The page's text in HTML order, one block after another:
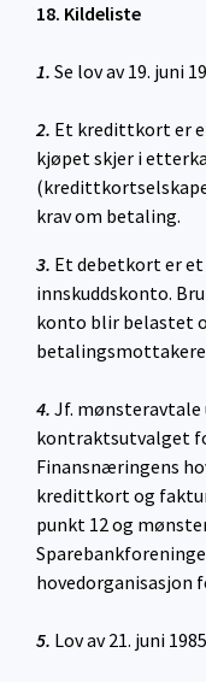
18. Kildeliste
1. Se lov av 19. juni
2. Et kredittkort er
kjøpet skjer i
krav om betaling.
3. Et debetkort er
innskuddskonto.
konto blir belastet
4. Jf.
kontraktsutvalget
Finansnæringens
kredittkort og
punkt 12 og
hovedorganisasjon
5. Lov av 21. juni